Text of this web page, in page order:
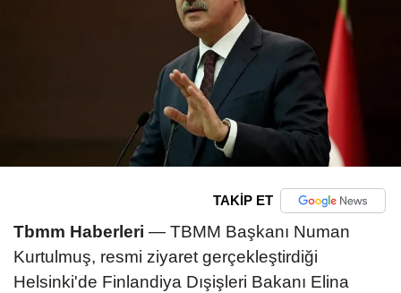
TAKİP ET
Tbmm Haberleri — TBMM Başkanı Numan
Kurtulmuş, resmi ziyaret gerçekleştirdiği
Helsinki'de Finlandiya Dışişleri Bakanı Elina